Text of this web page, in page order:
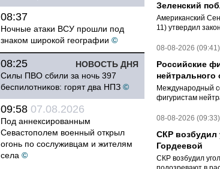
08:37
Ночные атаки ВСУ прошли под
знаком широкой географии ©
НОВОСТЬ ДНЯ
08:25
Силы ПВО сбили за ночь 397
беспилотников: горят два НПЗ ©
09:58 07.08.2026
Под аннексированным
Севастополем военный открыл
огонь по сослуживцам и жителям
села ©
Зеленский
Американский
11) утвердил
08-08-2026 (09:41)
Российские
нейтрального
Международный
фигуристам
08-08-2026 (09:33)
СКР возбудил
Гордеевой
СКР возбудил